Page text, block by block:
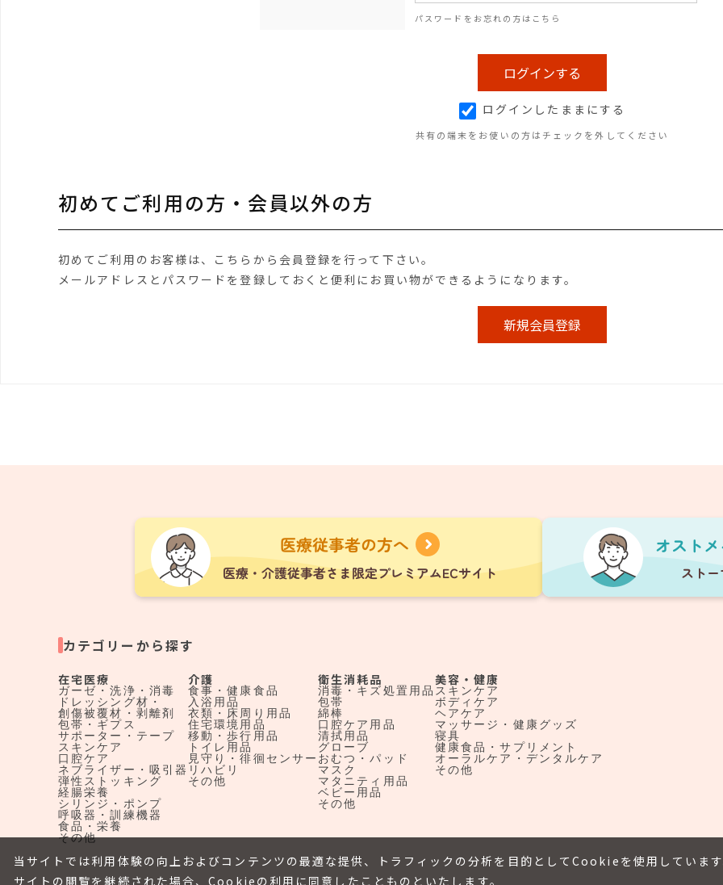
パスワードをお忘れの方はこちら
ログインしたままにする
共有の端末をお使いの方はチェックを外してください
初めてご利用の方・会員以外の方
初めてご利用のお客様は、こちらから会員登録を行って下さい。
メールアドレスとパスワードを登録しておくと便利にお買い物ができるようになります。
カテゴリーから探す
在宅医療
ガーゼ・洗浄・消毒
ドレッシング材・
創傷被覆材・剥離剤
包帯・ギプス
サポーター・テープ
スキンケア
口腔ケア
ネブライザー・吸引器
弾性ストッキング
経腸栄養
シリンジ・ポンプ
呼吸器・訓練機器
食品・栄養
その他
介護
食事・健康食品
入浴用品
衣類・床周り用品
住宅環境用品
移動・歩行用品
トイレ用品
見守り・徘徊センサー
リハビリ
その他
衛生消耗品
消毒・キズ処置用品
包帯
綿棒
口腔ケア用品
清拭用品
グローブ
おむつ・パッド
マスク
マタニティ用品
ベビー用品
その他
美容・健康
スキンケア
ボディケア
ヘアケア
マッサージ・健康グッズ
寝具
健康食品・サプリメント
オーラルケア・デンタルケア
その他
当サイトでは利用体験の向上およびコンテンツの最適な提供、トラフィックの分析を目的としてCookieを使用しています
サイトの閲覧を継続された場合、Cookieの利用に同意したことものといたします。